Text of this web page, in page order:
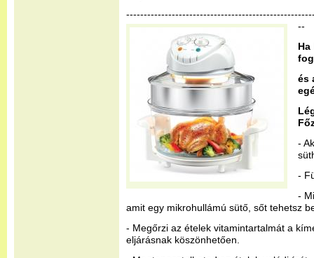
--
és
-
-
-
amit egy mikrohullámú sütő, sőt tehetsz
- Megőrzi az ételek vitamintartalmát a
eljárásnak köszönhetően.